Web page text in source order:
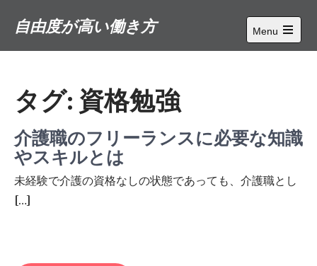
自由度が高い働き方
Menu
Open
main
タグ: 資格勉強
介護職のフリーランスに必要な知識
やスキルとは
未経験で介護の資格なしの状態であっても、介護職とし
[…]